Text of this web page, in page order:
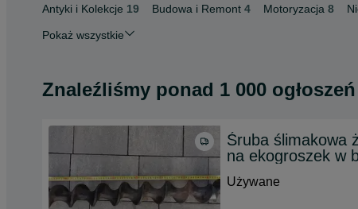
Antyki i Kolekcje 19 Budowa i Remont 4 Motoryzacja 8
Pokaż wszystkie
Znaleźliśmy ponad 1 000 ogłoszeń
Śruba ślimakowa
na ekogroszek w
Używane